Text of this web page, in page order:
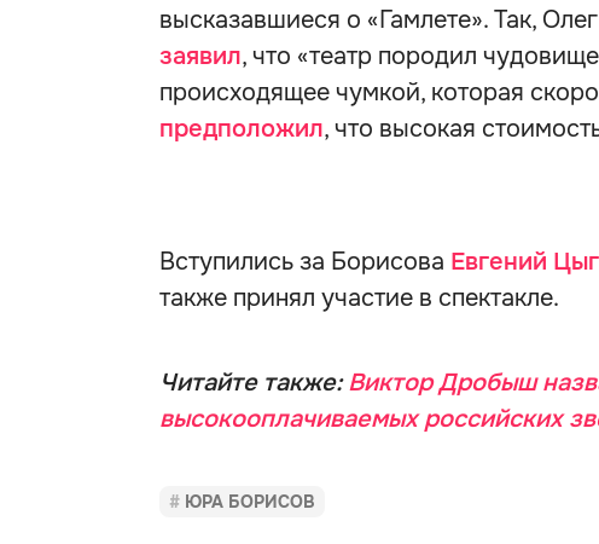
высказавшиеся о «Гамлете». Так,
заявил, что «театр породил
происходящее чумкой, которая
предположил, что высокая
Вступились за Борисова Евгений
также принял участие в спектакле.
Читайте также:Виктор Дробыш
высокооплачиваемых российских
ЮРА БОРИСОВ